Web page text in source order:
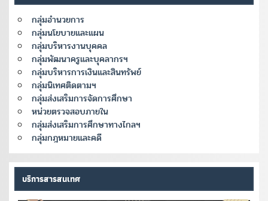
กลุ่มอำนวยการ
กลุ่มนโยบายและแผน
กลุ่มบริหารงานบุคคล
กลุ่มพัฒนาครูและบุคลากรฯ
กลุ่มบริหารการเงินและสินทรัพย์
กลุ่มนิเทศติดตามฯ
กลุ่มส่งเสริมการจัดการศึกษา
หน่วยตรวจสอบภายใน
กลุ่มส่งเสริมการศึกษาทางไกลฯ
กลุ่มกฎหมายและคดี
บริการสารสนเทศ